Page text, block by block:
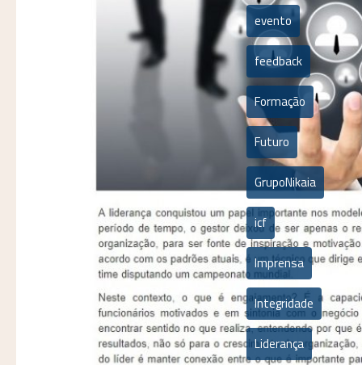
evento
feedback
Formação
Futuro
GrupoNikaia
icf
Imprensa
Integridade
Liderança